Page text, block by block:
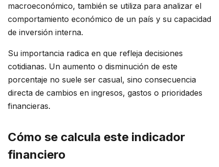
macroeconómico, también se utiliza para analizar el
comportamiento económico de un país y su capacidad
de inversión interna.
Su importancia radica en que refleja decisiones
cotidianas. Un aumento o disminución de este
porcentaje no suele ser casual, sino consecuencia
directa de cambios en ingresos, gastos o prioridades
financieras.
Cómo se calcula este indicador
financiero